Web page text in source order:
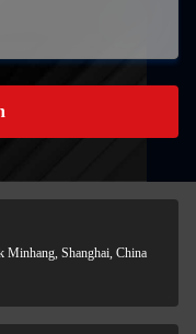
Minhang, Shanghai, China